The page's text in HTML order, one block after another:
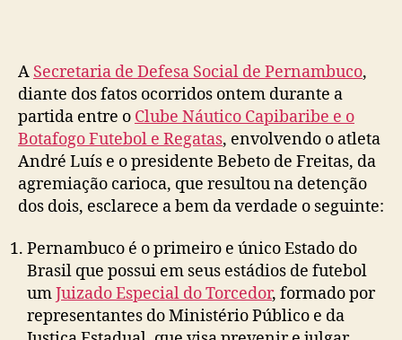
A Secretaria de Defesa Social de Pernambuco,
diante dos fatos ocorridos ontem durante a
partida entre o Clube Náutico Capibaribe e o
Botafogo Futebol e Regatas, envolvendo o atleta
André Luís e o presidente Bebeto de Freitas, da
agremiação carioca, que resultou na detenção
dos dois, esclarece a bem da verdade o seguinte:
Pernambuco é o primeiro e único Estado do
Brasil que possui em seus estádios de futebol
umJuizado Especial do Torcedor, formado por
representantes do Ministério Público e da